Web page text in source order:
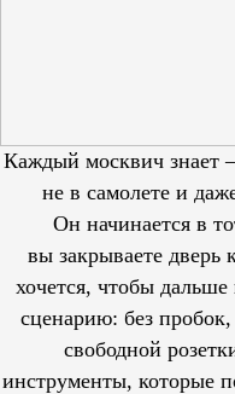
Каждый москвич знает
не в самолете и
Он начинается в
вы закрываете дверь
хочется, чтобы
сценарию: без
свободной
инструменты, которые